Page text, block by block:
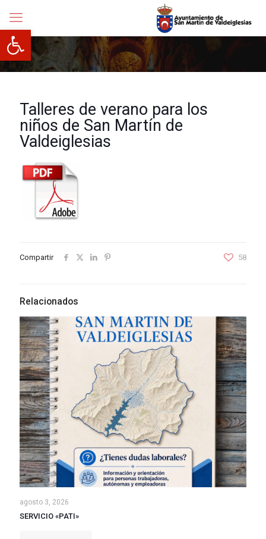
Abrir barra de herramientas
Talleres de verano para los
niños de San Martín de
Valdeiglesias
Compartir 58
Relacionados
agosto 3, 2026
SERVICIO «PATI»